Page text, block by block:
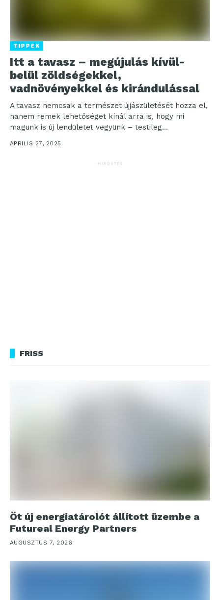
TIPPEK
Itt a tavasz – megújulás kívül-
belül zöldségekkel,
vadnövényekkel és kirándulással
A tavasz nemcsak a természet újjászületését hozza el,
hanem remek lehetőséget kínál arra is, hogy mi
magunk is új lendületet vegyünk – testileg...
ÁPRILIS 27, 2025
HIRDETÉS
FRISS
Öt új energiatárolót állított üzembe a
Futureal Energy Partners
AUGUSZTUS 7, 2026